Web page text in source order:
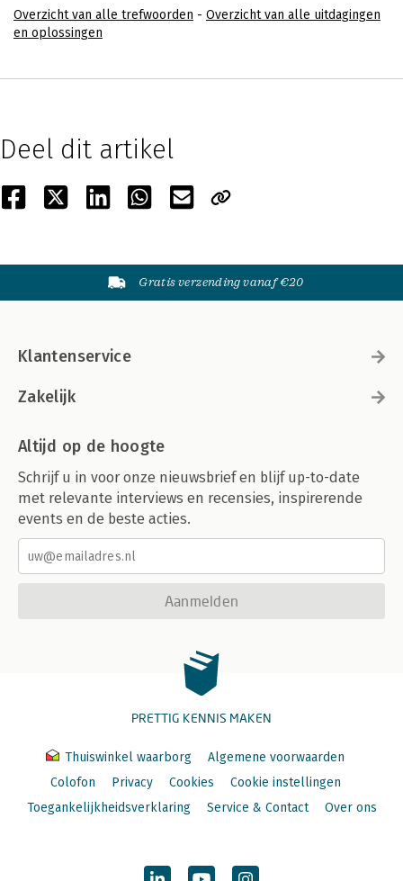
Overzicht van alle trefwoorden - Overzicht van alle uitdagingen
en oplossingen
Deel dit artikel
Gratis verzending vanaf €20
Klantenservice
Zakelijk
Altijd op de hoogte
Schrijf u in voor onze nieuwsbrief en blijf up-to-date
met relevante interviews en recensies, inspirerende
events en de beste acties.
Aanmelden
PRETTIG KENNIS MAKEN
Thuiswinkel waarborg
Algemene voorwaarden
Colofon
Privacy Cookies
Cookie instellingen
Toegankelijkheidsverklaring
Service & Contact Over ons